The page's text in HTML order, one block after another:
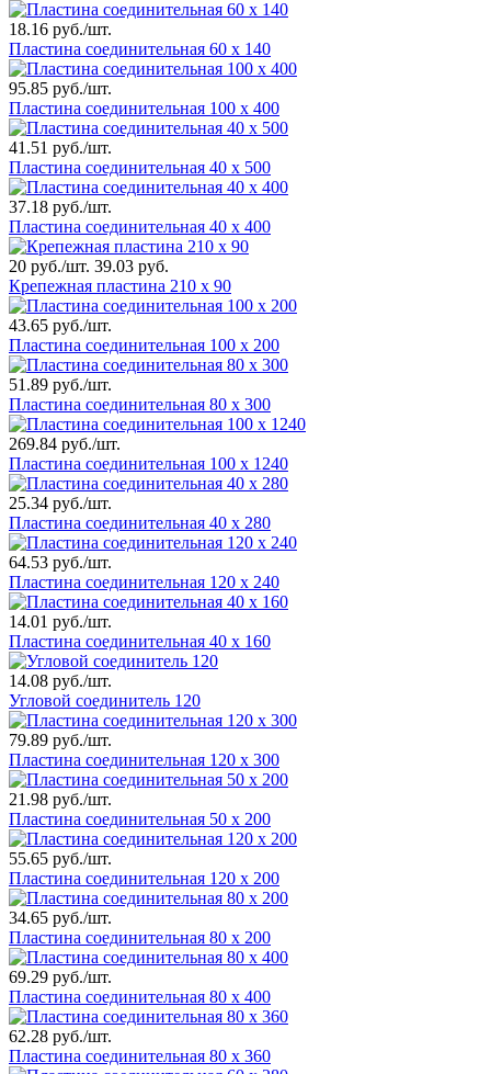
18.16 руб./шт.
Пластина соединительная 60 х 140
95.85 руб./шт.
Пластина соединительная 100 х 400
41.51 руб./шт.
Пластина соединительная 40 х 500
37.18 руб./шт.
Пластина соединительная 40 х 400
20 руб./шт. 39.03 руб.
Крепежная пластина 210 х 90
43.65 руб./шт.
Пластина соединительная 100 х 200
51.89 руб./шт.
Пластина соединительная 80 х 300
269.84 руб./шт.
Пластина соединительная 100 х 1240
25.34 руб./шт.
Пластина соединительная 40 х 280
64.53 руб./шт.
Пластина соединительная 120 х 240
14.01 руб./шт.
Пластина соединительная 40 х 160
14.08 руб./шт.
Угловой соединитель 120
79.89 руб./шт.
Пластина соединительная 120 х 300
21.98 руб./шт.
Пластина соединительная 50 х 200
55.65 руб./шт.
Пластина соединительная 120 х 200
34.65 руб./шт.
Пластина соединительная 80 х 200
69.29 руб./шт.
Пластина соединительная 80 х 400
62.28 руб./шт.
Пластина соединительная 80 х 360